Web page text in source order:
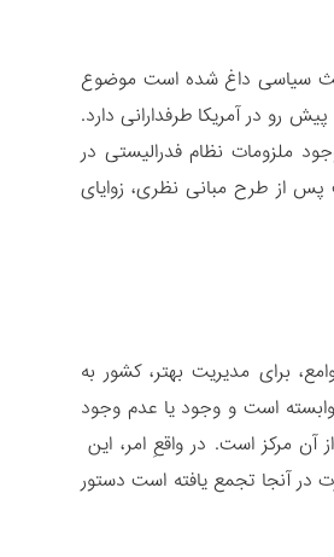
سیاسی داغ شده است موضوع
رو در آمریکا طرفدارانی دارد.
ملزومات نظام فدرالیستی در
از طرح مبانی نظری، زوایای
برای مدیریت بهتر، کشور به
است و وجود یا عدم وجود
مرکز است. در واقعِ امر، این
در آنجا تجمع یافته است دستور